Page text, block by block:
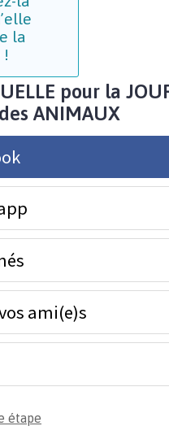
la
!
pour la
ANIMAUX
ami(e)s
étape